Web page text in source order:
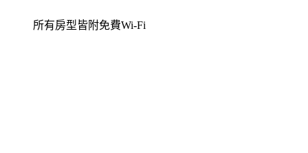
所有房型皆附免費Wi-Fi